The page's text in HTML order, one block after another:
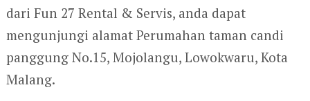
dari Fun 27 Rental & Servis, anda dapat
mengunjungi alamat Perumahan taman candi
panggung No.15, Mojolangu, Lowokwaru, Kota
Malang.